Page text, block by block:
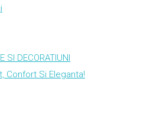
SI DECORATIUNI
Confort Si Eleganta!